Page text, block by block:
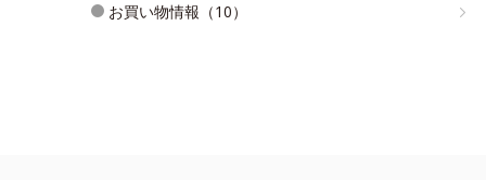
お買い物情報（10）